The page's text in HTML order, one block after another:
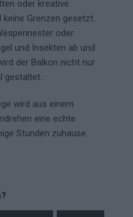
oder kreative
keine Grenzen gesetzt.
oder
und Insekten ab und
der Balkon nicht nur
gestaltet.
wird aus einem
eine echte
Stunden zuhause.